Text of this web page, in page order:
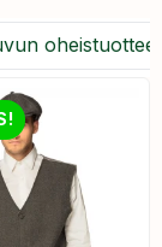
oheistuotteet